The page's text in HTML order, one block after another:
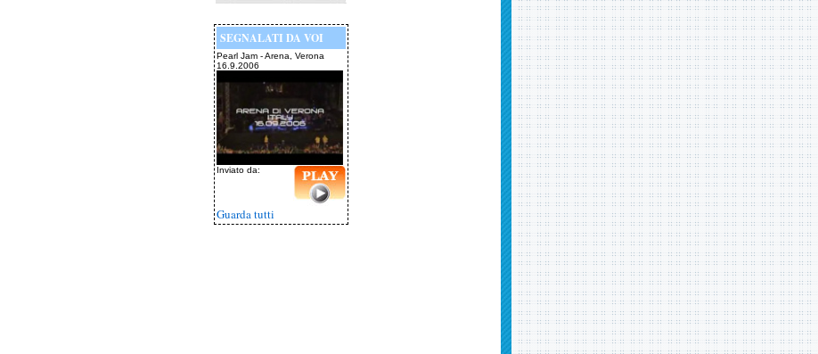
SEGNALATI DA VOI
Pearl Jam - Arena, Verona
16.9.2006
Inviato da:
Guarda tutti